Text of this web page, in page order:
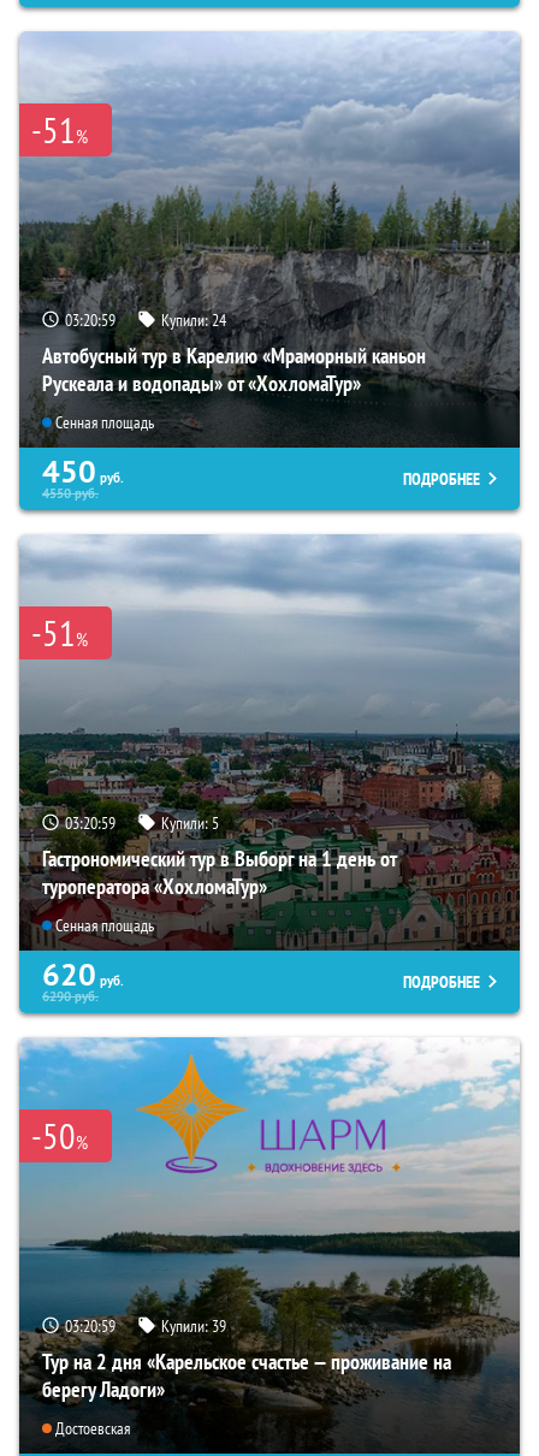
-51%
03:20:59 Купили:24
Автобусный тур в Карелию «Мраморный каньон
Рускеала и водопады» от «ХохломаТур»
Сенная площадь
450 руб.
4550руб.
ПОДРОБНЕЕ
-51%
03:20:59 Купили:5
Гастрономический тур в Выборг на 1 день от
туроператора «ХохломаТур»
Сенная площадь
620 руб.
6290руб.
ПОДРОБНЕЕ
-50%
03:20:59 Купили:39
Тур на 2 дня «Карельское счастье — проживание на
берегу Ладоги»
Достоевская